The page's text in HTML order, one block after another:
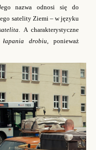
nazwa odnosi się do
satelity Ziemi – w języku
A charakterystyczne
drobiu , ponieważ